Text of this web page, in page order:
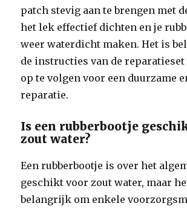
patch stevig aan te brengen met
het lek effectief dichten en je
weer waterdicht maken. Het is
de instructies van de
op te volgen voor een duurzame
reparatie.
Is een rubberbootje
zout water?
Een rubberbootje is over het
geschikt voor zout water, maar
belangrijk om enkele